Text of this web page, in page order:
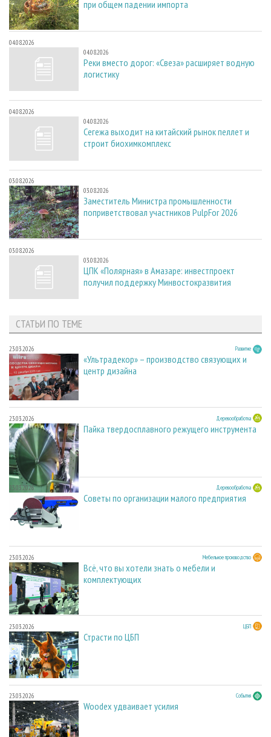
при общем падении импорта
04.08.2026
04.08.2026
Реки вместо дорог: «Свеза» расширяет водную
логистику
04.08.2026
04.08.2026
Сегежа выходит на китайский рынок пеллет и
строит биохимкомплекс
03.08.2026
03.08.2026
Заместитель Министра промышленности
поприветствовал участников PulpFor 2026
03.08.2026
03.08.2026
ЦПК «Полярная» в Амазаре: инвестпроект
получил поддержку Минвостокразвития
СТАТЬИ ПО ТЕМЕ
23.03.2026 Развитие
«Ультрадекор» – производство связующих и
центр дизайна
23.03.2026 Деревообработка
Пайка твердосплавного режущего инструмента
23.03.2026 Деревообработка
Советы по организации малого предприятия
23.03.2026 Мебельное производство
Всё, что вы хотели знать о мебели и
комплектующих
23.03.2026 ЦБП
Страсти по ЦБП
23.03.2026 События
Woodex удваивает усилия